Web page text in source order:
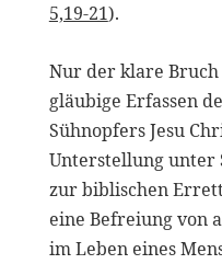
5,19-21).
Nur der klare
gläubige Erfassen
Sühnopfers Jesu
Unterstellung unter
zur biblischen
eine Befreiung von
im Leben eines